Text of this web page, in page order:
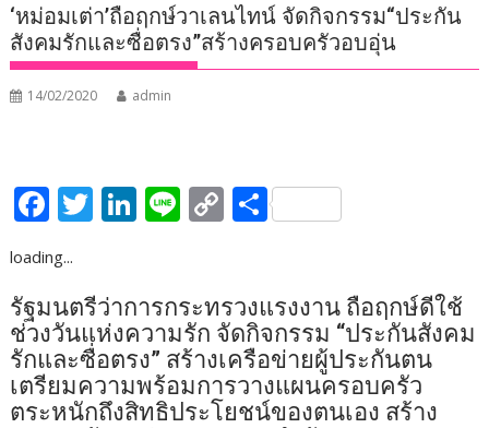
‘หม่อมเต่า’ถือฤกษ์วาเลนไทน์ จัดกิจกรรม“ประกัน
สังคมรักและซื่อตรง”สร้างครอบครัวอบอุ่น
14/02/2020 admin
F
e
b
o
o
k
T
er
Li
e
dI
n
Li C
y
Li
n
k
S
e
loading...
รัฐมนตรีว่าการกระทรวงแรงงาน ถือฤกษ์ดีใช้
ช่วงวันแห่งความรัก จัดกิจกรรม “ประกันสังคม
รักและซื่อตรง” สร้างเครือข่ายผู้ประกันตน
เตรียมความพร้อมการวางแผนครอบครัว
ตระหนักถึงสิทธิประโยชน์ของตนเอง สร้าง